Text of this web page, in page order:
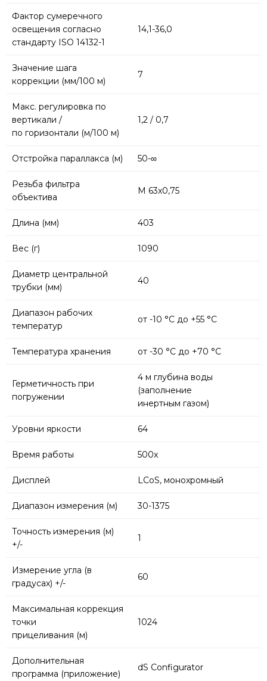
Фактор сумеречного
освещения согласно
стандарту ISO 14132-1
14,1-36,0
Значение шага
коррекции (мм/100 м)
7
Макс. регулировка по
вертикали /
по горизонтали (м/100 м)
1,2 / 0,7
Отстройка параллакса (м) 50-∞
Резьба фильтра
объектива
M 63x0,75
Длина (мм) 403
Вес (г) 1090
Диаметр центральной
трубки (мм)
40
Диапазон рабочих
температур
от -10 °C до +55 °C
Температура хранения от -30 °C до +70 °C
Герметичность при
погружении
4 м глубина воды
(заполнение
инертным газом)
Уровни яркости 64
Время работы 500x
Дисплей LCoS, монохромный
Диапазон измерения (м) 30-1375
Точность измерения (м)
+/-
1
Измерение угла (в
градусах) +/-
60
Максимальная коррекция
точки
прицеливания (м)
1024
Дополнительная
программа (приложение)
dS Configurator